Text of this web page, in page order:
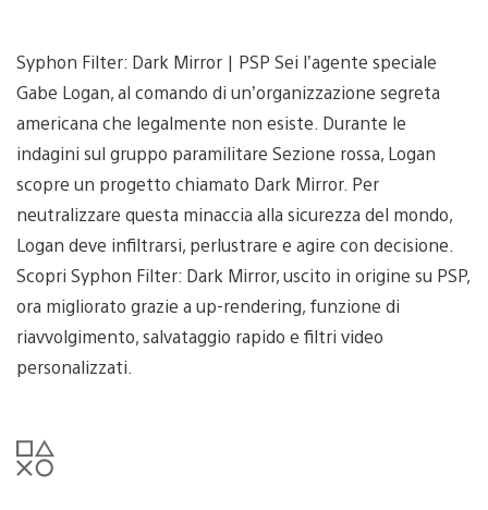
Syphon Filter: Dark Mirror | PSP Sei l’agente speciale
Gabe Logan, al comando di un’organizzazione segreta
americana che legalmente non esiste. Durante le
indagini sul gruppo paramilitare Sezione rossa, Logan
scopre un progetto chiamato Dark Mirror. Per
neutralizzare questa minaccia alla sicurezza del mondo,
Logan deve infiltrarsi, perlustrare e agire con decisione.
Scopri Syphon Filter: Dark Mirror, uscito in origine su PSP,
ora migliorato grazie a up-rendering, funzione di
riavvolgimento, salvataggio rapido e filtri video
personalizzati.